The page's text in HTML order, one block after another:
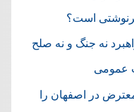
است؟
نه جنگ و نه صلح
عمومی
در اصفهان را